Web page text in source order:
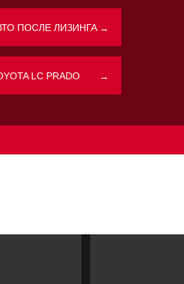
ПОСЛЕ ЛИЗИНГА →
LC PRADO →